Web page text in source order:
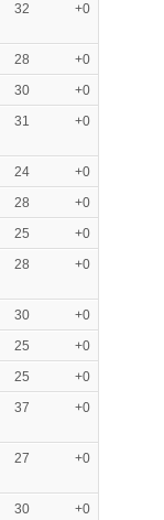
32 +0
28
+0
30
+0
31 +0
24
+0
28
+0
25
+0
28 +0
30
+0
25
+0
25
+0
37 +0
27 +0
30 +0